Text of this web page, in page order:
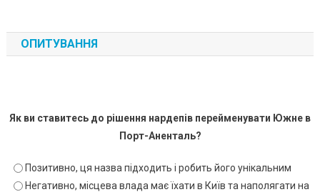
ОПИТУВАННЯ
Як ви ставитесь до рішення нардепів перейменувати Южне в
Порт-Аненталь?
Позитивно, ця назва підходить і робить його унікальним
Негативно, місцева влада має їхати в Київ та наполягати на